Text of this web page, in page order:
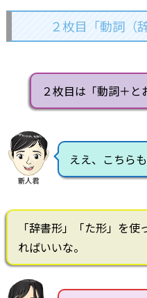
２枚目「動詞（
２枚目は「動詞＋と
新人君
ええ、こちら
「辞書形」「た形」を
ればいいな。